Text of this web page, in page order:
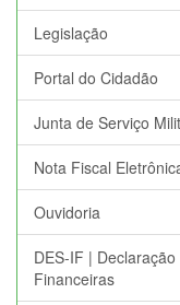
Legislação
Portal do Cidadão
Junta de Serviço
Nota Fiscal
Ouvidoria
DES-IF |
Financeiras